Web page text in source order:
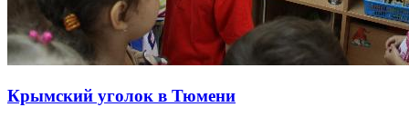
Крымский уголок в Тюмени